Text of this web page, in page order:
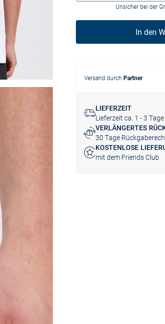
Unsicher bei der
In den
Versand durch Partner
LIEFERZEIT
Lieferzeit ca. 1 - 3 Tage
VERLÄNGERTES
30 Tage
KOSTENLOSE
mit dem Friends Club